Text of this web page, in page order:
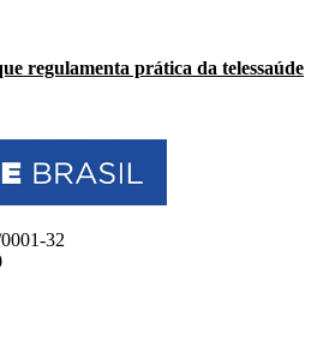
regulamenta prática da telessaúde
32